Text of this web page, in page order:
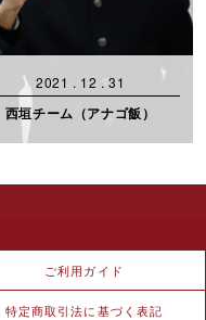
2021 . 12 . 31
西垣チーム（アナゴ飯）
ご利用ガイド
特定商取引法に基づく表記